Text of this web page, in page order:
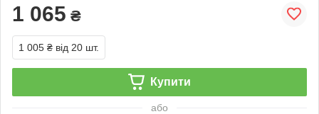
1 065 ₴
1 005 ₴ від 20 шт.
Купити
або